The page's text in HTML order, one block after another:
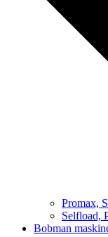
Promax,
Selfload,
Bobman